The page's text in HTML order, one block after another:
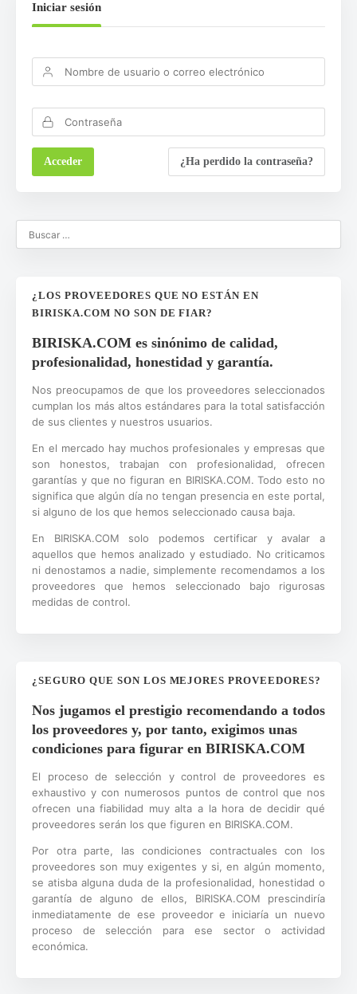
Iniciar sesión
¿Ha perdido la contraseña?
¿LOS PROVEEDORES QUE NO ESTÁN EN
BIRISKA.COM NO SON DE FIAR?
BIRISKA.COM es sinónimo de calidad,
profesionalidad, honestidad y garantía.
Nos preocupamos de que los proveedores seleccionados
cumplan los más altos estándares para la total satisfacción
de sus clientes y nuestros usuarios.
En el mercado hay muchos profesionales y empresas que
son honestos, trabajan con profesionalidad, ofrecen
garantías y que no figuran en BIRISKA.COM. Todo esto no
significa que algún día no tengan presencia en este portal,
si alguno de los que hemos seleccionado causa baja.
En BIRISKA.COM solo podemos certificar y avalar a
aquellos que hemos analizado y estudiado. No criticamos
ni denostamos a nadie, simplemente recomendamos a los
proveedores que hemos seleccionado bajo rigurosas
medidas de control.
¿SEGURO QUE SON LOS MEJORES PROVEEDORES?
Nos jugamos el prestigio recomendando a todos
los proveedores y, por tanto, exigimos unas
condiciones para figurar en BIRISKA.COM
El proceso de selección y control de proveedores es
exhaustivo y con numerosos puntos de control que nos
ofrecen una fiabilidad muy alta a la hora de decidir qué
proveedores serán los que figuren en BIRISKA.COM.
Por otra parte, las condiciones contractuales con los
proveedores son muy exigentes y si, en algún momento,
se atisba alguna duda de la profesionalidad, honestidad o
garantía de alguno de ellos, BIRISKA.COM prescindiría
inmediatamente de ese proveedor e iniciaría un nuevo
proceso de selección para ese sector o actividad
económica.